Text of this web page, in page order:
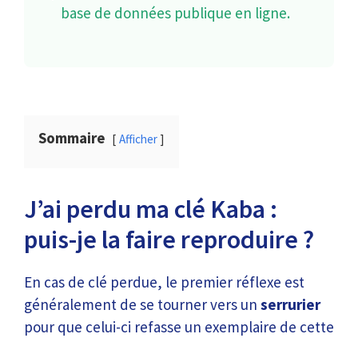
base de données publique en ligne.
Sommaire Afficher
J’ai perdu ma clé Kaba :
puis-je la faire reproduire ?
En cas de clé perdue, le premier réflexe est
généralement de se tourner vers un serrurier
pour que celui-ci refasse un exemplaire de cette